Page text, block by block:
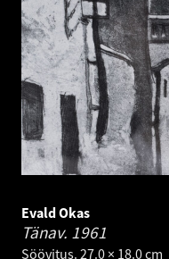
Evald Okas
Tänav. 1961
Söövitus. 27.0 × 18.0 cm